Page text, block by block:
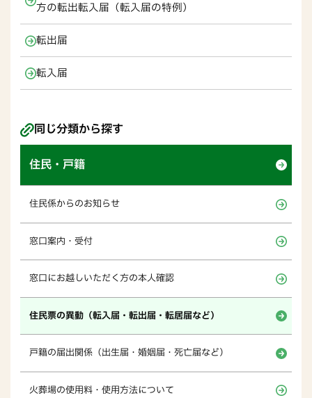
方の転出転入届（転入届の特例）
転出届
転入届
同じ分類から探す
住民・戸籍
住民係からのお知らせ
窓口案内・受付
窓口にお越しいただく方の本人確認
住民票の異動（転入届・転出届・転居届など）
戸籍の届出関係（出生届・婚姻届・死亡届など）
火葬場の使用料・使用方法について